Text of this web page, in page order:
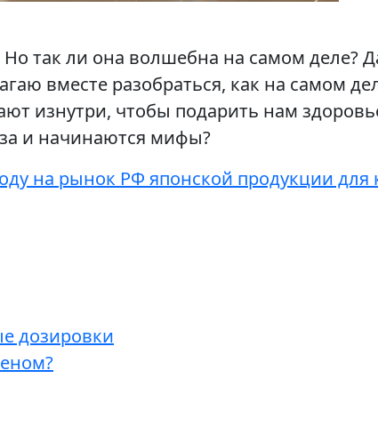
так ли она волшебна на самом деле?
вместе разобраться, как на самом
изнутри, чтобы подарить нам
и начинаются мифы?
на рынок РФ японской продукции для
дозировки